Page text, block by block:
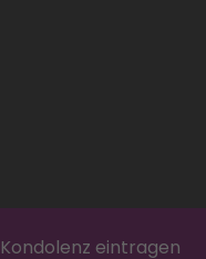
Kondolenz eintragen